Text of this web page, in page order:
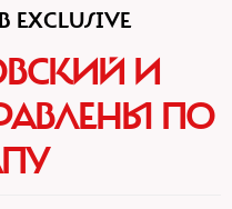
EXCLUSIVE
И
ПО